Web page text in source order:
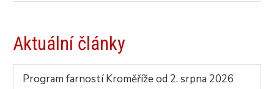
Aktuální články
Program farností Kroměříže od 2. srpna 2026